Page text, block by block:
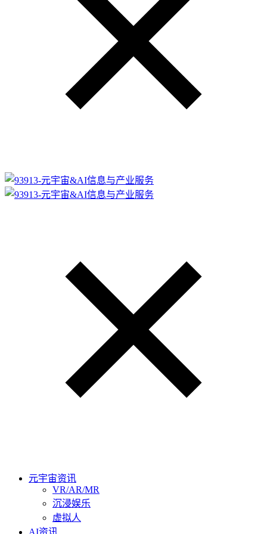
元宇宙资讯
VR/AR/MR
沉浸娱乐
虚拟人
AI资讯